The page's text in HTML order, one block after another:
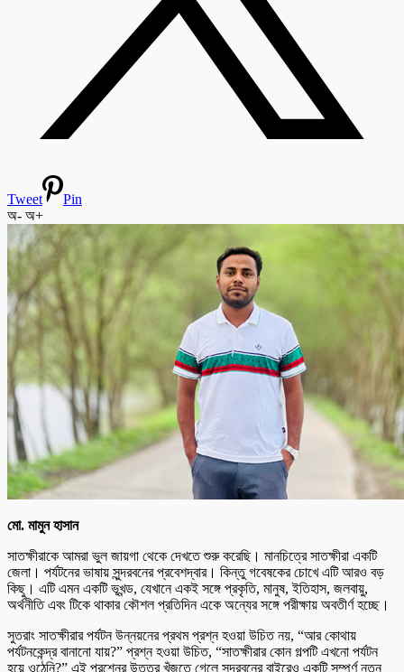
Tweet
Pin
অ- অ+
মো. মামুন হাসান
সাতক্ষীরাকে আমরা ভুল জায়গা থেকে দেখতে শুরু করেছি। মানচিত্রে সাতক্ষীরা একটি
জেলা। পর্যটনের ভাষায় সুন্দরবনের প্রবেশদ্বার। কিন্তু গবেষকের চোখে এটি আরও বড়
কিছু। এটি এমন একটি ভূখন্ড, যেখানে একই সঙ্গে প্রকৃতি, মানুষ, ইতিহাস, জলবায়ু,
অর্থনীতি এবং টিকে থাকার কৌশল প্রতিদিন একে অন্যের সঙ্গে পরীক্ষায় অবতীর্ণ হচ্ছে।
সুতরাং সাতক্ষীরার পর্যটন উন্নয়নের প্রথম প্রশ্ন হওয়া উচিত নয়, “আর কোথায়
পর্যটনকেন্দ্র বানানো যায়?” প্রশ্ন হওয়া উচিত, “সাতক্ষীরার কোন গল্পটি এখনো পর্যটন
হয়ে ওঠেনি?” এই প্রশ্নের উত্তর খুঁজতে গেলে সুন্দরবনের বাইরেও একটি সম্পূর্ণ নতুন